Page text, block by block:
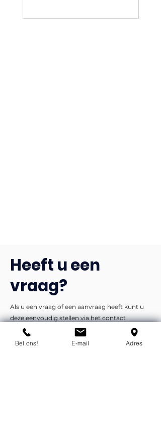
Heeft u een
vraag?
Als u een vraag of een aanvraag heeft kunt u
deze eenvoudig stellen via het contact
formulier. We nemen dan zo snel mogelijk
contact met u op.
Bel ons! E-mail Adres